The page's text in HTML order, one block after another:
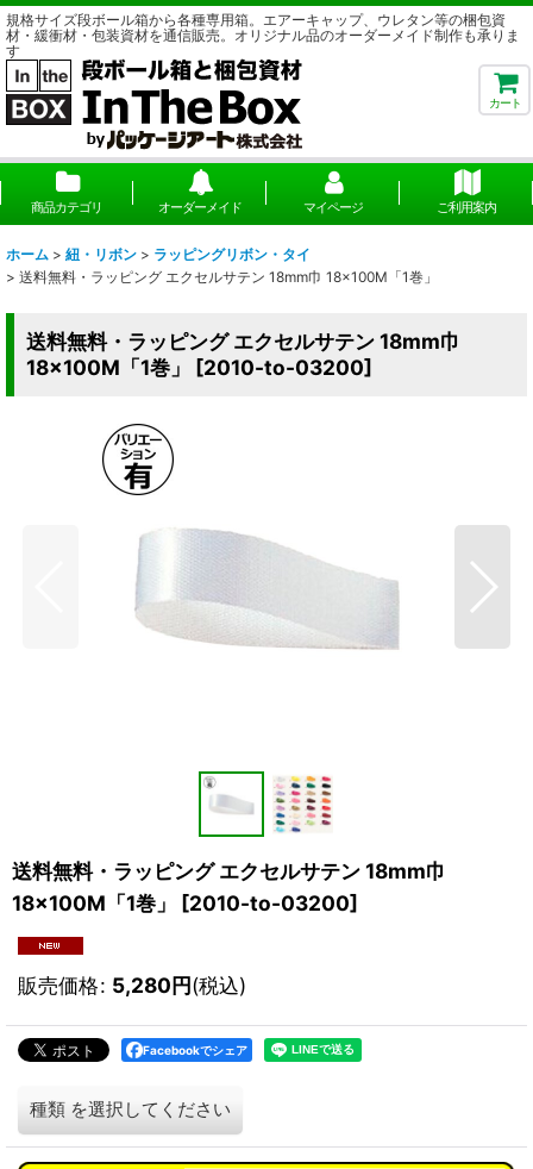
規格サイズ段ボール箱から各種専用箱。エアーキャップ、ウレタン等の梱包資
材・緩衝材・包装資材を通信販売。オリジナル品のオーダーメイド制作も承りま
す
カート
商品カテゴリ オーダーメイド マイページ ご利用案内
ホーム > 紐・リボン > ラッピングリボン・タイ
> 送料無料・ラッピング エクセルサテン 18mm巾 18×100M「1巻」
送料無料・ラッピング エクセルサテン 18mm巾
18×100M「1巻」
[2010-to-03200]
送料無料・ラッピング エクセルサテン 18mm巾
18×100M「1巻」
[2010-to-03200]
販売価格: 5,280円(税込)
Facebookでシェア
種類 を選択してください